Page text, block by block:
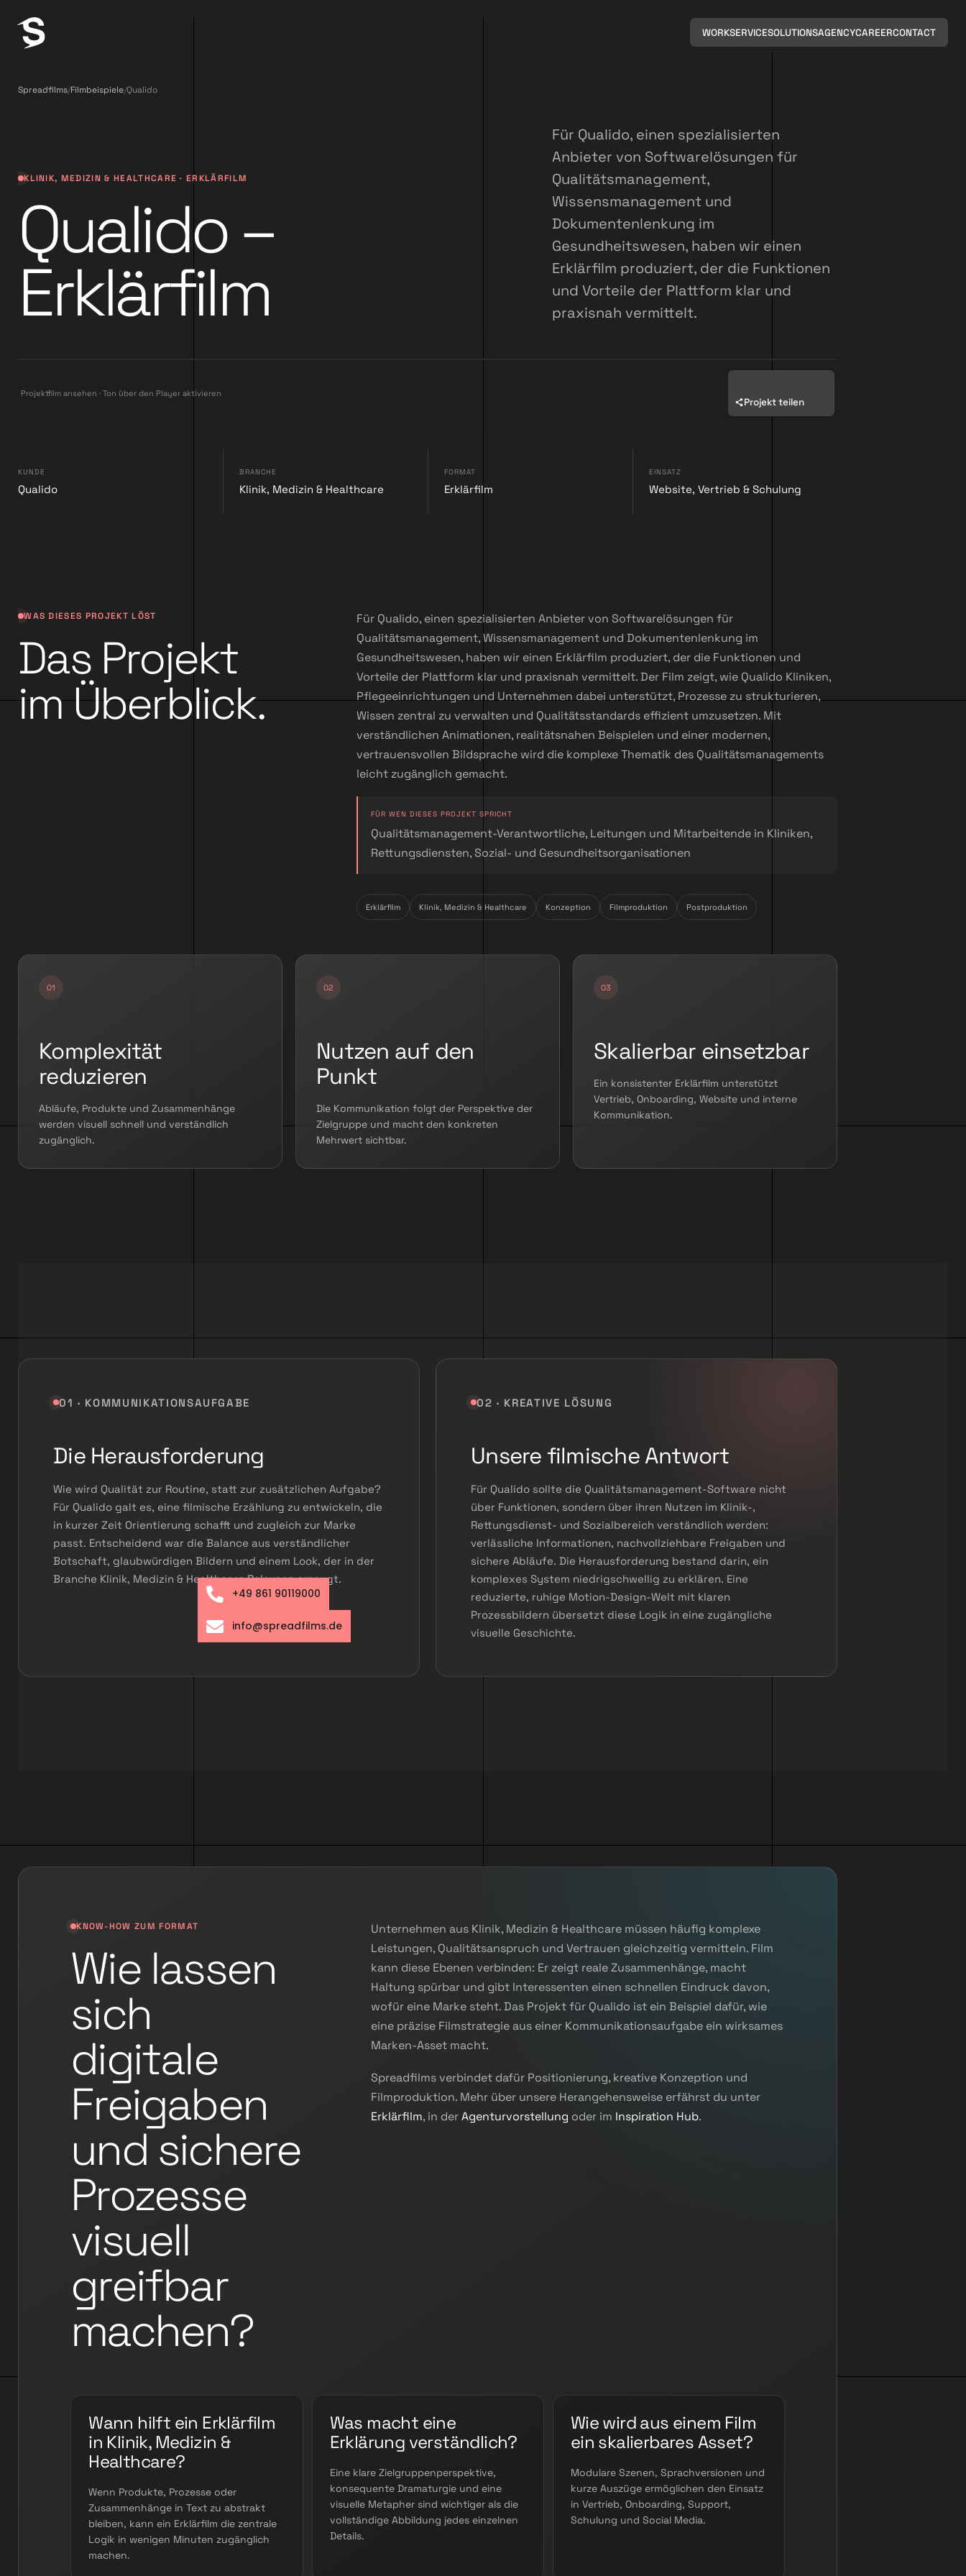
WORKSERVICESOLUTIONSAGENCYCAREERCONTACT
Spreadfilms/Filmbeispiele/Qualido
KLINIK, MEDIZIN & HEALTHCARE · ERKLÄRFILM
Qualido –
Erklärfilm
Für Qualido, einen spezialisierten
Anbieter von Softwarelösungen für
Qualitätsmanagement,
Wissensmanagement und
Dokumentenlenkung im
Gesundheitswesen, haben wir einen
Erklärfilm produziert, der die Funktionen
und Vorteile der Plattform klar und
praxisnah vermittelt.
Projektfilm ansehen · Ton über den Player aktivieren
Projekt teilen
KUNDE
Qualido
BRANCHE
Klinik, Medizin & Healthcare
FORMAT
Erklärfilm
EINSATZ
Website, Vertrieb & Schulung
WAS DIESES PROJEKT LÖST
Das Projekt
im Überblick.
Für Qualido, einen spezialisierten Anbieter von Softwarelösungen für
Qualitätsmanagement, Wissensmanagement und Dokumentenlenkung im
Gesundheitswesen, haben wir einen Erklärfilm produziert, der die Funktionen und
Vorteile der Plattform klar und praxisnah vermittelt. Der Film zeigt, wie Qualido Kliniken,
Pflegeeinrichtungen und Unternehmen dabei unterstützt, Prozesse zu strukturieren,
Wissen zentral zu verwalten und Qualitätsstandards effizient umzusetzen. Mit
verständlichen Animationen, realitätsnahen Beispielen und einer modernen,
vertrauensvollen Bildsprache wird die komplexe Thematik des Qualitätsmanagements
leicht zugänglich gemacht.
FÜR WEN DIESES PROJEKT SPRICHT
Qualitätsmanagement-Verantwortliche, Leitungen und Mitarbeitende in Kliniken,
Rettungsdiensten, Sozial- und Gesundheitsorganisationen
Erklärfilm Klinik, Medizin & Healthcare Konzeption Filmproduktion Postproduktion
Komplexität
reduzieren
Abläufe, Produkte und Zusammenhänge
werden visuell schnell und verständlich
zugänglich.
Nutzen auf den
Punkt
Die Kommunikation folgt der Perspektive der
Zielgruppe und macht den konkreten
Mehrwert sichtbar.
Skalierbar einsetzbar
Ein konsistenter Erklärfilm unterstützt
Vertrieb, Onboarding, Website und interne
Kommunikation.
01 · KOMMUNIKATIONSAUFGABE
Die Herausforderung
Wie wird Qualität zur Routine, statt zur zusätzlichen Aufgabe?
Für Qualido galt es, eine filmische Erzählung zu entwickeln, die
in kurzer Zeit Orientierung schafft und zugleich zur Marke
passt. Entscheidend war die Balance aus verständlicher
Botschaft, glaubwürdigen Bildern und einem Look, der in der
Branche Klinik, Medizin & Healthcare Relevanz erzeugt.
02 · KREATIVE LÖSUNG
Unsere filmische Antwort
Für Qualido sollte die Qualitätsmanagement-Software nicht
über Funktionen, sondern über ihren Nutzen im Klinik-,
Rettungsdienst- und Sozialbereich verständlich werden:
verlässliche Informationen, nachvollziehbare Freigaben und
sichere Abläufe. Die Herausforderung bestand darin, ein
komplexes System niedrigschwellig zu erklären. Eine
reduzierte, ruhige Motion-Design-Welt mit klaren
Prozessbildern übersetzt diese Logik in eine zugängliche
visuelle Geschichte.
KNOW-HOW ZUM FORMAT
Wie lassen
sich
digitale
Freigaben
und sichere
Prozesse
visuell
greifbar
machen?
Unternehmen aus Klinik, Medizin & Healthcare müssen häufig komplexe
Leistungen, Qualitätsanspruch und Vertrauen gleichzeitig vermitteln. Film
kann diese Ebenen verbinden: Er zeigt reale Zusammenhänge, macht
Haltung spürbar und gibt Interessenten einen schnellen Eindruck davon,
wofür eine Marke steht. Das Projekt für Qualido ist ein Beispiel dafür, wie
eine präzise Filmstrategie aus einer Kommunikationsaufgabe ein wirksames
Marken-Asset macht.
Spreadfilms verbindet dafür Positionierung, kreative Konzeption und
Filmproduktion. Mehr über unsere Herangehensweise erfährst du unter
Erklärfilm, in derAgenturvorstellung oder im Inspiration Hub.
Wann hilft ein Erklärfilm
in Klinik, Medizin &
Healthcare?
Wenn Produkte, Prozesse oder
Zusammenhänge in Text zu abstrakt
bleiben, kann ein Erklärfilm die zentrale
Logik in wenigen Minuten zugänglich
machen.
Was macht eine
Erklärung verständlich?
Eine klare Zielgruppenperspektive,
konsequente Dramaturgie und eine
visuelle Metapher sind wichtiger als die
vollständige Abbildung jedes einzelnen
Details.
Wie wird aus einem Film
ein skalierbares Asset?
Modulare Szenen, Sprachversionen und
kurze Auszüge ermöglichen den Einsatz
in Vertrieb, Onboarding, Support,
Schulung und Social Media.
+49 861 90119000
info@spreadfilms.de